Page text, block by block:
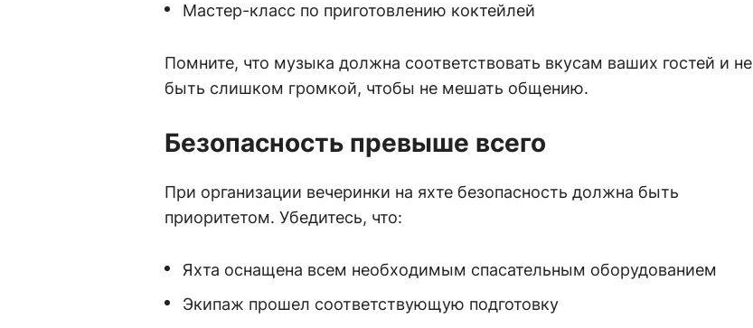
Мастер-класс по приготовлению коктейлей
Помните, что музыка должна соответствовать вкусам ваших гостей и не
быть слишком громкой, чтобы не мешать общению.
Безопасность превыше всего
При организации вечеринки на яхте безопасность должна быть
приоритетом. Убедитесь, что:
Яхта оснащена всем необходимым спасательным оборудованием
Экипаж прошел соответствующую подготовку